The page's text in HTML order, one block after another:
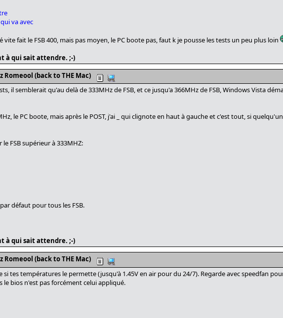
va avec
vite fait le FSB 400, mais pas moyen, le PC boote pas, faut k je pousse les tests un peu plus loin
à qui sait attendre. ;-)
Romeool (back to THE Mac)
il semblerait qu'au delà de 333MHz de FSB, et ce jusqu'a 366MHz de FSB, Windows Vista
le PC boote, mais après le POST, j'ai _ qui clignote en haut à gauche et c'est tout, si
FSB supérieur à 333MHZ:
défaut pour tous les FSB.
à qui sait attendre. ;-)
Romeool (back to THE Mac)
si tes températures le permette (jusqu'à 1.45V en air pour du 24/7). Regarde avec speedfan
le bios n'est pas forcément celui appliqué.